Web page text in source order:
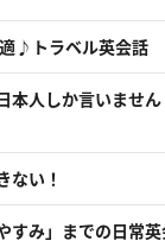
適♪トラベル英会話
本人しか言いませ
ない！
すみ」までの日常